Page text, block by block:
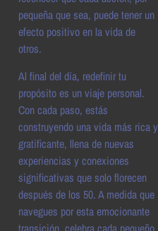
pequeña que sea, puede tener un
efecto positivo en la vida de
otros.
Al final del día, redefinir tu
propósito es un viaje personal.
Con cada paso, estás
construyendo una vida más rica y
gratificante, llena de nuevas
experiencias y conexiones
significativas que solo florecen
después de los 50. A medida que
navegues por esta emocionante